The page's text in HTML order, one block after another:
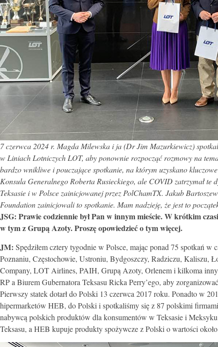
7 czerwca 2024 r. Magda Milewska i ja (Dr Jim Mazurkiewicz)
w Liniach Lotniczych LOT, aby ponownie rozpocząć rozmowy na
bardzo wnikliwe i pouczające spotkanie, na którym uzyskano
Konsula Generalnego Roberta Rusieckiego, ale COVID zatrzymał
Teksasie i w Polsce zainicjowanej przez PolChamTX. Jakub
Foundation zainicjowali to spotkanie. Mam nadzieję, że jest to
JSG: Prawie codziennie był Pan w innym mieście. W krótkim
w tym z Grupą Azoty. Proszę opowiedzieć o tym więcej.
JM: Spędziłem cztery tygodnie w Polsce, mając ponad 75 spotkań
Poznaniu, Częstochowie, Ustroniu, Bydgoszczy, Radziczu, Kaliszu,
Company, LOT Airlines, PAIH, Grupą Azoty, Orlenem i kilkoma
RP a Biurem Gubernatora Teksasu Ricka Perry’ego, aby
Pierwszy statek dotarł do Polski 13 czerwca 2017 roku. Ponadto w
hipermarketów HEB, do Polski i spotkaliśmy się z 87 polskimi
nabywcą polskich produktów dla konsumentów w Teksasie i
Teksasu, a HEB kupuje produkty spożywcze z Polski o wartości